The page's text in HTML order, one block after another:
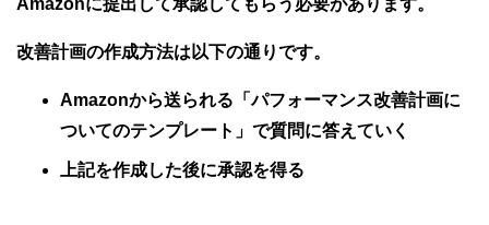
改善計画の作成方法は以下の通りです。
Amazonから送られる「パフォーマンス改善計画に
ついてのテンプレート」で質問に答えていく
上記を作成した後に承認を得る